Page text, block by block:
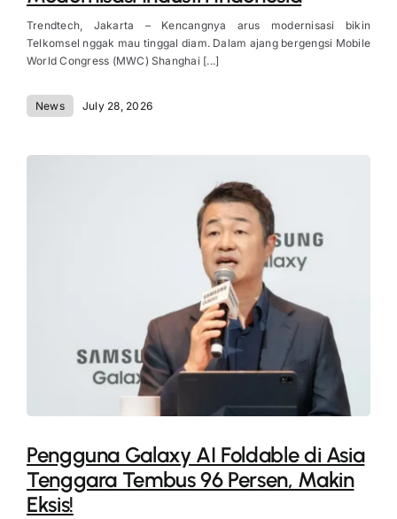
Trendtech, Jakarta – Kencangnya arus modernisasi bikin
Telkomsel nggak mau tinggal diam. Dalam ajang bergengsi Mobile
World Congress (MWC) Shanghai [...]
News July 28, 2026
Pengguna Galaxy AI Foldable di Asia
Tenggara Tembus 96 Persen, Makin
Eksis!